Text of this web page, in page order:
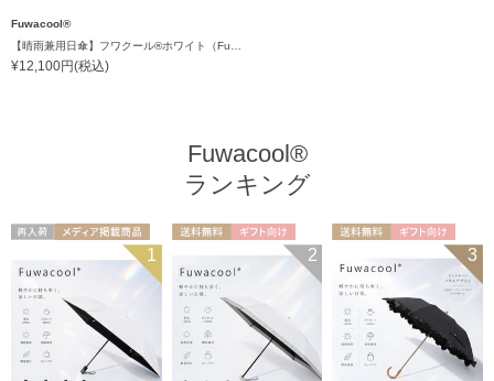
Fuwacool®
【晴雨兼用日傘】フワクール®ホワイト（Fuwacool® White）スパークルブラッシュ 遮光100 UV100
¥12,100円(税込)
Fuwacool®
ランキング
メディア掲載商 1
ギフト向け
2
ギフト向け
WOMEN
3